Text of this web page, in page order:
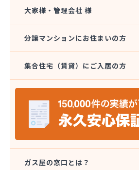
株式会社大野石油店・LPGスタンド
株式会社中村設備産業
株式会社農協プロパンセンター
株式会社槇原プロパン商会広島支店
岩谷産業株式会社 広島工場
岩本プロパン商店
祇園山崎ガス株式会社
吉田物産株式会社
宮上商店
共栄プロパンガス株式会社
大家様・管理会社 様
分譲マンションにお住まいの方
集合住宅（賃貸）にご入居の方
ガス屋の窓口とは？